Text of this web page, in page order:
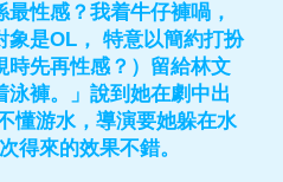
性感？我着牛仔褲喎，
象是OL， 特意以簡約打扮
時先再性感？）留給林文
褲。」說到她在劇中出
懂游水，導演要她躲在水
得來的效果不錯。